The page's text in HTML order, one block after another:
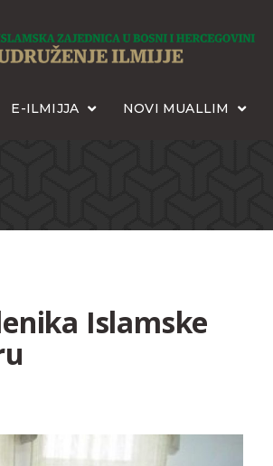
E-ILMIJJA NOVI MUALLIM
Islamske